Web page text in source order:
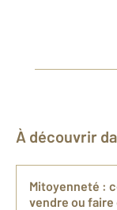
À découvrir
Mitoyenneté :
vendre ou faire